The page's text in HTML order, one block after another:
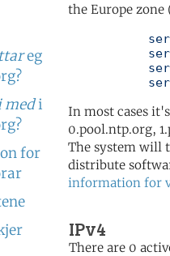
eg
medi
for
the Europe
In most cases
0.pool.ntp.org,
The system will
distribute
information for
IPv4
There are 0